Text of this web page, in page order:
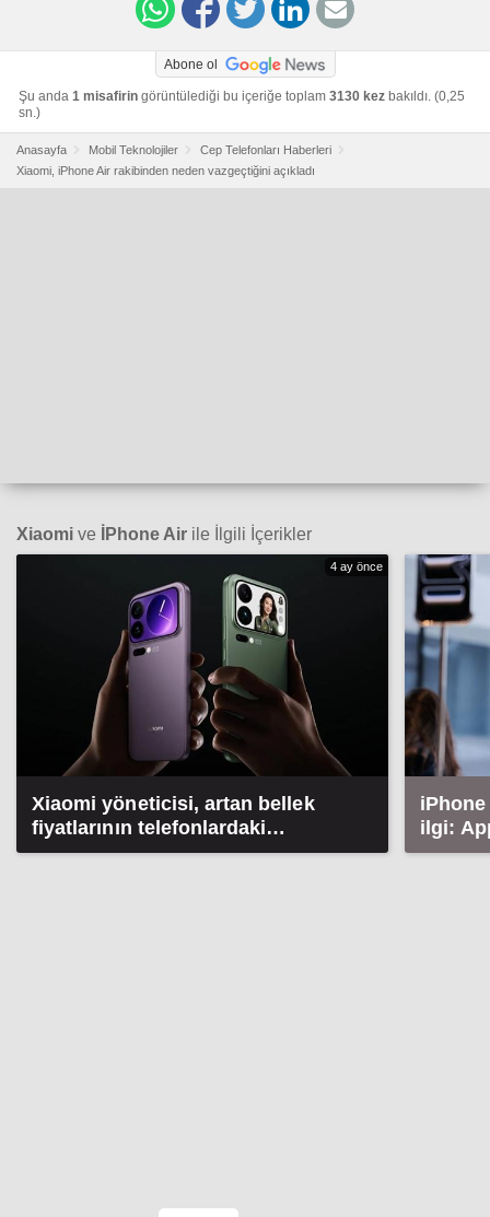
Abone ol
Şu anda 1 misafirin görüntülediği bu içeriğe toplam 3130 kez bakıldı. (0,25
sn.)
Anasayfa Mobil Teknolojiler
Cep Telefonları Haberleri
Xiaomi, iPhone Air rakibinden neden vazgeçtiğini açıkladı
Xiaomi ve İPhone Air ile İlgili İçerikler
4 ay önce
Xiaomi yöneticisi, artan bellek
fiyatlarının telefonlardaki
maliyetini açıkladı
ilgi: